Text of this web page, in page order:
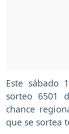
Este sábado
sorteo 6501
chance
que se sortea